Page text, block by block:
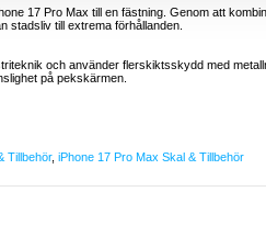
17 Pro Max till en fästning. Genom att
stadsliv till extrema förhållanden.
och använder flerskiktsskydd med
på pekskärmen.
Tillbehör, iPhone 17 Pro Max Skal & Tillbehör